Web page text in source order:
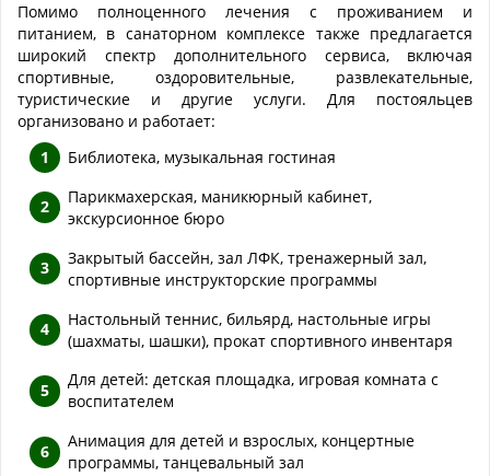
Помимо полноценного лечения с проживанием и
питанием, в санаторном комплексе также предлагается
широкий спектр дополнительного сервиса, включая
спортивные, оздоровительные, развлекательные,
туристические и другие услуги. Для постояльцев
организовано и работает:
Библиотека, музыкальная гостиная
Парикмахерская, маникюрный кабинет,
экскурсионное бюро
Закрытый бассейн, зал ЛФК, тренажерный зал,
спортивные инструкторские программы
Настольный теннис, бильярд, настольные игры
(шахматы, шашки), прокат спортивного инвентаря
Для детей: детская площадка, игровая комната с
воспитателем
Анимация для детей и взрослых, концертные
программы, танцевальный зал